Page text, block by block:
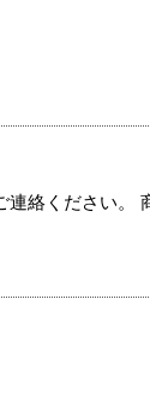
絡ください。